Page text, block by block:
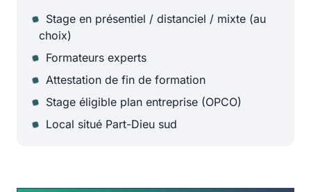
Stage en présentiel / distanciel / mixte (au
choix)
Formateurs experts
Attestation de fin de formation
Stage éligible plan entreprise (OPCO)
Local situé Part-Dieu sud